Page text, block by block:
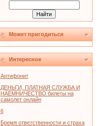
Может пригодиться
Интересное
Антифонит
ДЕНЬГИ, ПЛАТНАЯ СЛУЖБА И
НАЕМНИЧЕСТВО билеты на
самолет онлайн
6
Бремя ответственности и страха